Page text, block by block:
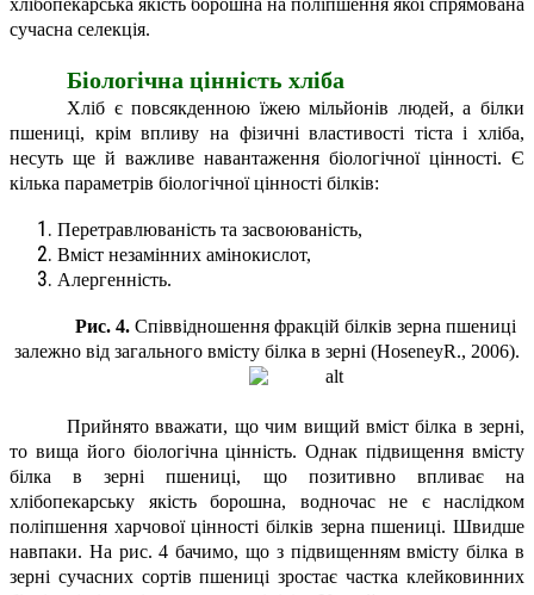
хлібопекарська якість борошна на поліпшення якої спрямована
сучасна селекція.
Біологічна цінність хліба
Хліб є повсякденною їжею мільйонів людей, а білки
пшениці, крім впливу на фізичні властивості тіста і хліба,
несуть ще й важливе навантаження біологічної цінності. Є
кілька параметрів біологічної цінності білків:
Перетравлюваність та засвоюваність,
Вміст незамінних амінокислот,
Алергенність.
Рис. 4. Співвідношення фракцій білків зерна пшениці
залежно від загального вмісту білка в зерні (HoseneyR., 2006).
Прийнято вважати, що чим вищий вміст білка в зерні,
то вища його біологічна цінність. Однак підвищення вмісту
білка в зерні пшениці, що позитивно впливає на
хлібопекарську якість борошна, водночас не є наслідком
поліпшення харчової цінності білків зерна пшениці. Швидше
навпаки. На рис. 4 бачимо, що з підвищенням вмісту білка в
зерні сучасних сортів пшениці зростає частка клейковинних